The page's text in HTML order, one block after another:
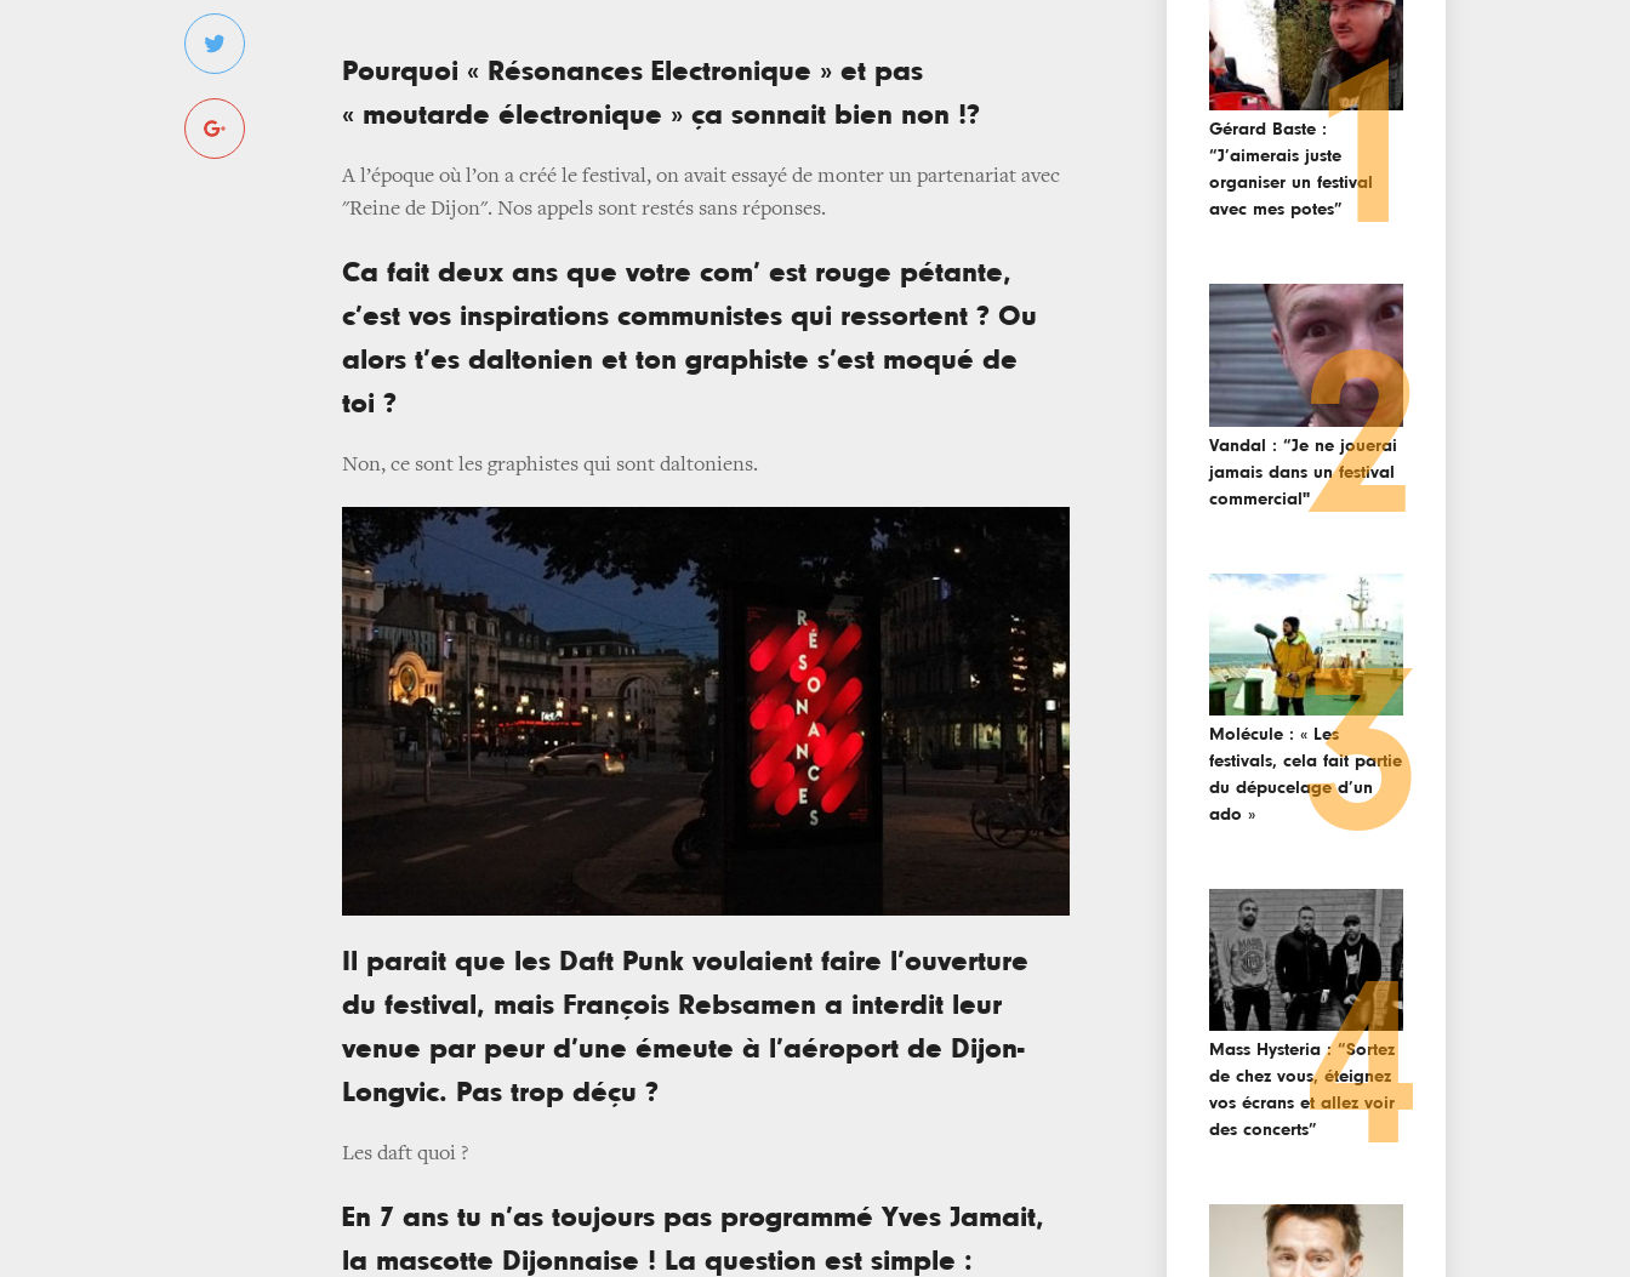
Pourquoi « Résonances Electronique » et pas
« moutarde électronique » ça sonnait bien non !?
A l’époque où l’on a créé le festival, on avait essayé de monter un partenariat avec
"Reine de Dijon". Nos appels sont restés sans réponses.
Ca fait deux ans que votre com’ est rouge pétante,
c’est vos inspirations communistes qui ressortent ? Ou
alors t’es daltonien et ton graphiste s’est moqué de
toi ?
Non, ce sont les graphistes qui sont daltoniens.
Il parait que les Daft Punk voulaient faire l’ouverture
du festival, mais François Rebsamen a interdit leur
venue par peur d’une émeute à l’aéroport de Dijon-
Longvic. Pas trop déçu ?
Les daft quoi ?
En 7 ans tu n’as toujours pas programmé Yves Jamait,
la mascotte Dijonnaise ! La question est simple :
Gérard Baste :
“J’aimerais juste
organiser un festival
avec mes potes”1
Vandal : “Je ne jouerai
jamais dans un festival
commercial"2
Molécule : « Les
festivals, cela fait partie
du dépucelage d’un
ado »
3
Mass Hysteria : “Sortez
de chez vous, éteignez
vos écrans et allez voir
des concerts”4